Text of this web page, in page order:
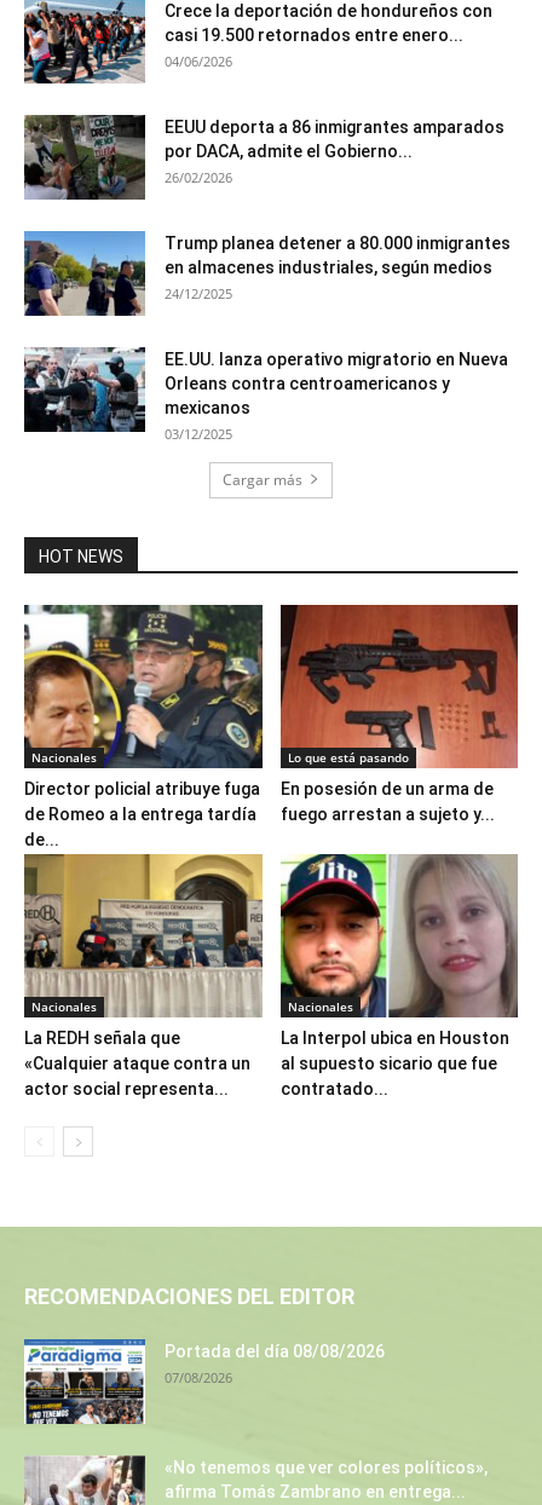
Crece la deportación de hondureños con
casi 19.500 retornados entre enero...
04/06/2026
EEUU deporta a 86 inmigrantes amparados
por DACA, admite el Gobierno...
26/02/2026
Trump planea detener a 80.000 inmigrantes
en almacenes industriales, según medios
24/12/2025
EE.UU. lanza operativo migratorio en Nueva
Orleans contra centroamericanos y
mexicanos
03/12/2025
Cargar más
HOT NEWS
Nacionales
Director policial atribuye fuga
de Romeo a la entrega tardía
de...
Lo que está pasando
En posesión de un arma de
fuego arrestan a sujeto y...
Nacionales
La REDH señala que
«Cualquier ataque contra un
actor social representa...
Nacionales
La Interpol ubica en Houston
al supuesto sicario que fue
contratado...
RECOMENDACIONES DEL EDITOR
Portada del día 08/08/2026
07/08/2026
«No tenemos que ver colores políticos»,
afirma Tomás Zambrano en entrega...